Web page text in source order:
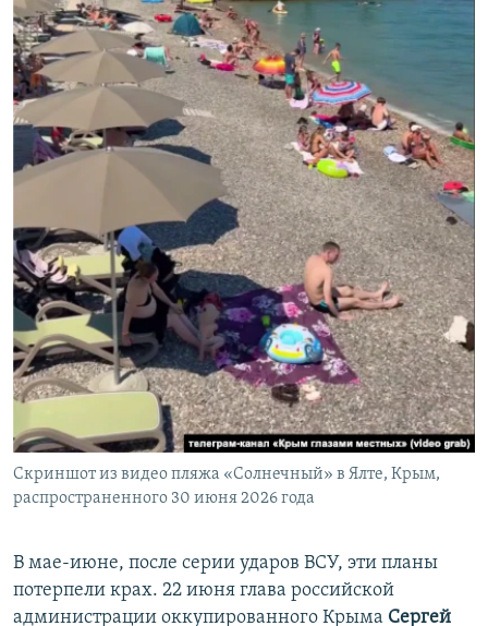
Скриншот из видео пляжа «Солнечный» в Ялте, Крым,
распространенного 30 июня 2026 года
В мае-июне, после серии ударов ВСУ, эти планы
потерпели крах. 22 июня глава российской
администрации оккупированного Крыма Сергей